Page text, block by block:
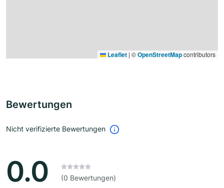
Leaflet | ©OpenStreetMapcontributors
Bewertungen
Nicht verifizierte Bewertungen
0.0 (0 Bewertungen)